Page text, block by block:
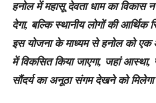
हनोल में महासू देवता धाम का विकास
देगा, बल्कि स्थानीय लोगों की आर्थिक
इस योजना के माध्यम से हनोल को
में विकसित किया जाएगा, जहां
सौंदर्य का अनूठा संगम देखने को